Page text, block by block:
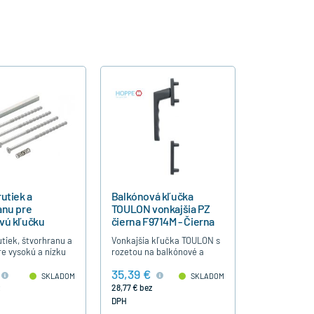
a
pre
kľučku
93 mm
štvorhranu a
vysokú a nízku
pre hrúbku
mm.
SKLADOM
Balkónová kľučka
TOULON vonkajšia PZ
čierna F9714M - Čierna
Vonkajšia kľučka TOULON s
rozetou na balkónové a
prevodovku uzamykateľnú
kľúčom. Dodáva sa vo farbe
čierna matná
35,39 €
28,77 € bez
DPH
SKLADOM